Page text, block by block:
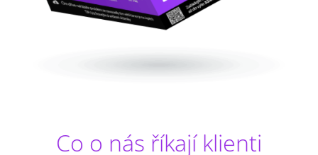
Co o nás říkají klienti